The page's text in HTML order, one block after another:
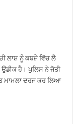
ਲਾਸ਼ ਨੂੰ ਕਬਜ਼ੇ ਵਿੱਚ ਲੈ
ਹੈ। ਪੁਲਿਸ ਨੇ ਜੋਤੀ
ਮਾਮਲਾ ਦਰਜ ਕਰ ਲਿਆ